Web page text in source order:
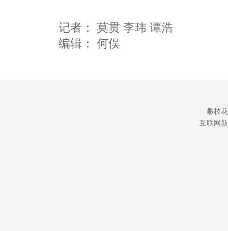
记者： 莫贯 李玮 谭浩
编辑： 何俣
攀枝
互联网